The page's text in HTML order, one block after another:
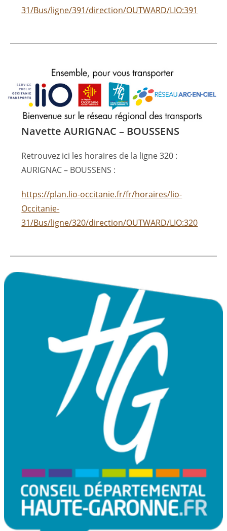
31/Bus/ligne/391/direction/OUTWARD/LIO:391
Navette AURIGNAC – BOUSSENS
Retrouvez ici les horaires de la ligne 320 :
AURIGNAC – BOUSSENS :
https://plan.lio-occitanie.fr/fr/horaires/lio-
Occitanie-
31/Bus/ligne/320/direction/OUTWARD/LIO:320